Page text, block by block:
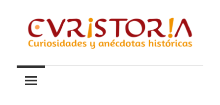
contenido
Curistoria
y
anécdotas